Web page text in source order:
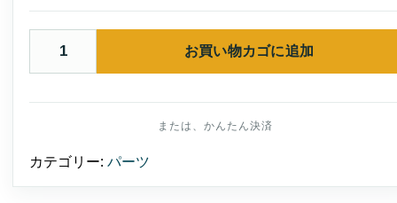
Snow
Chrome
ミ
ッ
ク
ア
お買い物カゴに追加
カテゴリー: パーツ